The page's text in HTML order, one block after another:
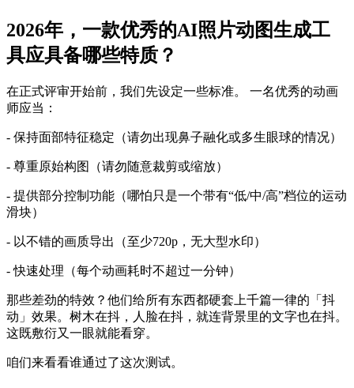
2026年，一款优秀的AI照片动图生成工
具应具备哪些特质？
在正式评审开始前，我们先设定一些标准。 一名优秀的动画
师应当：
- 保持面部特征稳定（请勿出现鼻子融化或多生眼球的情况）
- 尊重原始构图（请勿随意裁剪或缩放）
- 提供部分控制功能（哪怕只是一个带有“低/中/高”档位的运动
滑块）
- 以不错的画质导出（至少720p，无大型水印）
- 快速处理（每个动画耗时不超过一分钟）
那些差劲的特效？他们给所有东西都硬套上千篇一律的「抖
动」效果。树木在抖，人脸在抖，就连背景里的文字也在抖。
这既敷衍又一眼就能看穿。
咱们来看看谁通过了这次测试。